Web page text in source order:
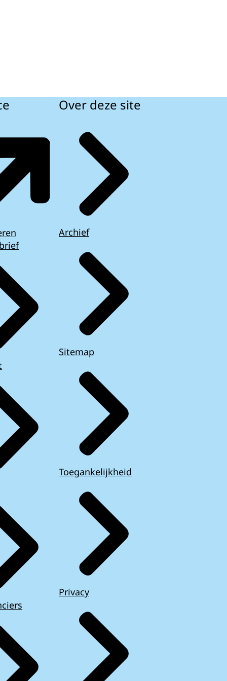
Over deze site
Archief
Sitemap
Toegankelijkheid
Privacy